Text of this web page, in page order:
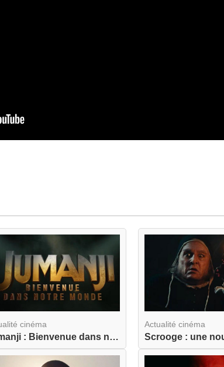
cinéma
Jumanji : Bienvenue dans notre Monde dévoile enf...
Actualité cinéma